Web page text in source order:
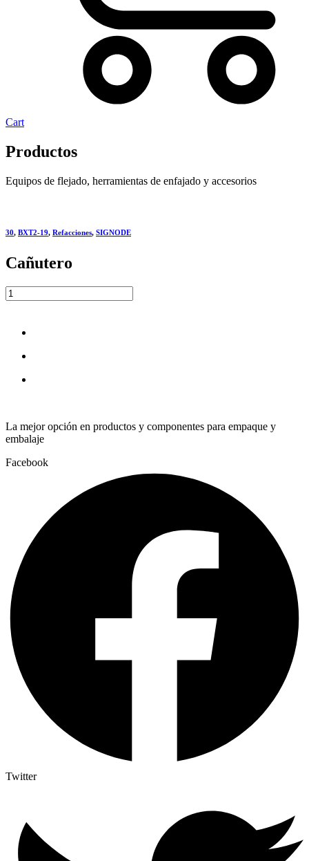
Cart
Productos
Equipos de flejado, herramientas de enfajado y accesorios
30, BXT2-19, Refacciones, SIGNODE
Cañutero
Cañutero
quantity
La mejor opción en productos y componentes para empaque y
embalaje
Facebook
Twitter